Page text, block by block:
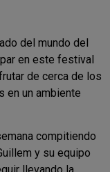
del mundo del
en este festival
de cerca de los
en un ambiente
compitiendo
y su equipo